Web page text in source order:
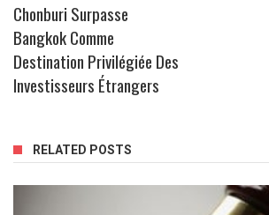
Chonburi Surpasse
Bangkok Comme
Destination Privilégiée Des
Investisseurs Étrangers
RELATED POSTS